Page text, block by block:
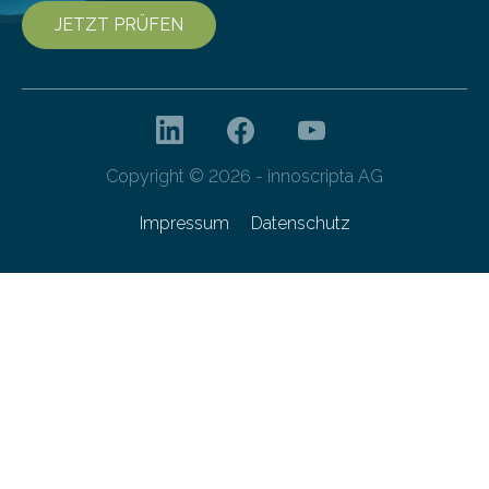
JETZT PRÜFEN
Copyright © 2026 - innoscripta AG
Impressum Datenschutz